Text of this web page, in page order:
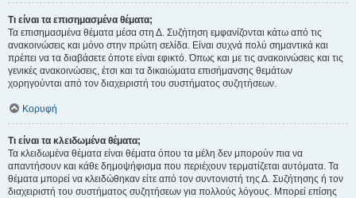
Τι είναι τα επισημασμένα θέματα;
Τα επισημασμένα θέματα μέσα στη Δ. Συζήτηση εμφανίζονται κάτω από τις
ανακοινώσεις και μόνο στην πρώτη σελίδα. Είναι συχνά πολύ σημαντικά και
πρέπει να τα διαβάσετε όποτε είναι εφικτό. Όπως και με τις ανακοινώσεις και τις
γενικές ανακοινώσεις, έτσι και τα δικαιώματα επισήμανσης θεμάτων
χορηγούνται από τον διαχειριστή του συστήματος συζητήσεων.
Κορυφή
Τι είναι τα κλειδωμένα θέματα;
Τα κλειδωμένα θέματα είναι θέματα όπου τα μέλη δεν μπορούν πια να
απαντήσουν και κάθε δημοψήφισμα που περιέχουν τερματίζεται αυτόματα. Τα
θέματα μπορεί να κλειδώθηκαν είτε από τον συντονιστή της Δ. Συζήτησης ή τον
διαχειριστή του συστήματος συζητήσεων για πολλούς λόγους. Μπορεί επίσης